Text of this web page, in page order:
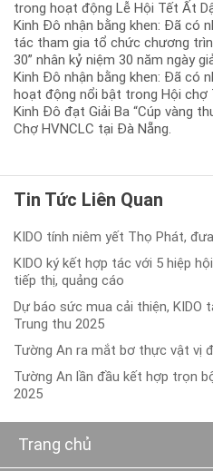
trong hoạt động Lễ Hội Tết Ất
Kinh Đô nhận bằng khen: Đã có
tác tham gia tổ chức chương
30” nhân kỷ niệm 30 năm ngày
Kinh Đô nhận bằng khen: Đã có
hoạt động nổi bật trong Hội chợ
Kinh Đô đạt Giải Ba “Cúp vàng
Chợ HVNCLC tại Đà Nẵng.
Tin Tức Liên Quan
KIDO tính niêm yết Thọ Phát,
KIDO ký kết hợp tác với 5 hiệp
tiếp thị, quảng cáo
Dự báo sức mua cải thiện, KIDO
Trung thu 2025
Tường An ra mắt bơ thực vật vị
Tường An lần đầu kết hợp trọn
2025
Trang chủ